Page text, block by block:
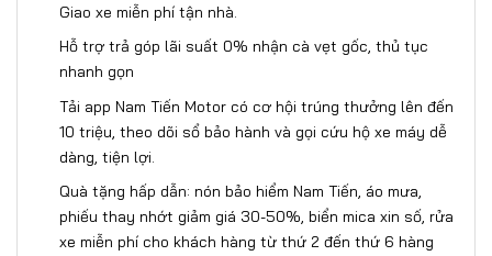
Giao xe miễn phí tận nhà.
Hỗ trợ trả góp lãi suất 0% nhận cà vẹt gốc, thủ tục
nhanh gọn
Tải app Nam Tiến Motor có cơ hội trúng thưởng lên đến
10 triệu, theo dõi sổ bảo hành và gọi cứu hộ xe máy dễ
dàng, tiện lợi.
Quà tặng hấp dẫn: nón bảo hiểm Nam Tiến, áo mưa,
phiếu thay nhớt giảm giá 30-50%, biển mica xin số, rửa
xe miễn phí cho khách hàng từ thứ 2 đến thứ 6 hàng